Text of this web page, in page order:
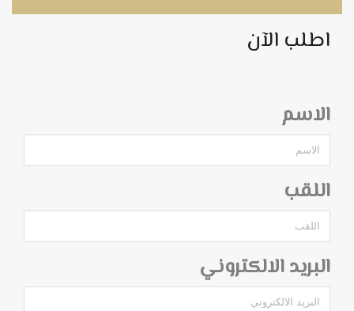
اطلب الآن
الاسم
اللقب
البريد الالكتروني